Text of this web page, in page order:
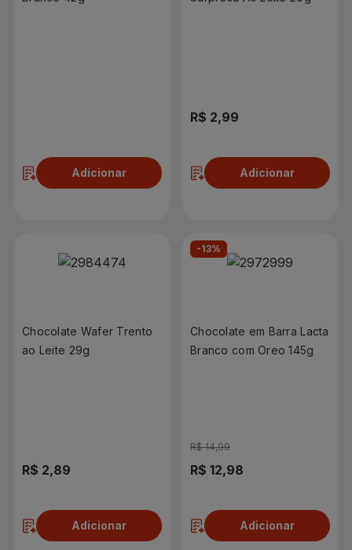
Adicionar
R$ 2,99
Adicionar
Chocolate Wafer Trento
ao Leite 29g
R$ 2,89
Adicionar
-13%
Chocolate em Barra Lacta
Branco com Oreo 145g
R$ 14,99
R$ 12,98
Adicionar